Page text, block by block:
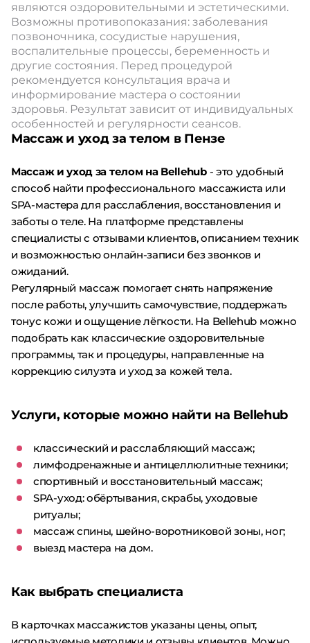
являются оздоровительными и эстетическими.
Возможны противопоказания: заболевания
позвоночника, сосудистые нарушения,
воспалительные процессы, беременность и
другие состояния. Перед процедурой
рекомендуется консультация врача и
информирование мастера о состоянии
здоровья. Результат зависит от индивидуальных
особенностей и регулярности сеансов.
Массаж и уход за телом в Пензе
Массаж и уход за телом на Bellehub- это удобный
способ найти профессионального массажиста или
SPA-мастера для расслабления, восстановления и
заботы о теле. На платформе представлены
специалисты с отзывами клиентов, описанием техник
и возможностью онлайн-записи без звонков и
ожиданий.
Регулярный массаж помогает снять напряжение
после работы, улучшить самочувствие, поддержать
тонус кожи и ощущение лёгкости. На Bellehub можно
подобрать как классические оздоровительные
программы, так и процедуры, направленные на
коррекцию силуэта и уход за кожей тела.
Услуги, которые можно найти на Bellehub
классический и расслабляющий массаж;
лимфодренажные и антицеллюлитные техники;
спортивный и восстановительный массаж;
SPA-уход: обёртывания, скрабы, уходовые
ритуалы;
массаж спины, шейно-воротниковой зоны, ног;
выезд мастера на дом.
Как выбрать специалиста
В карточках массажистов указаны цены, опыт,